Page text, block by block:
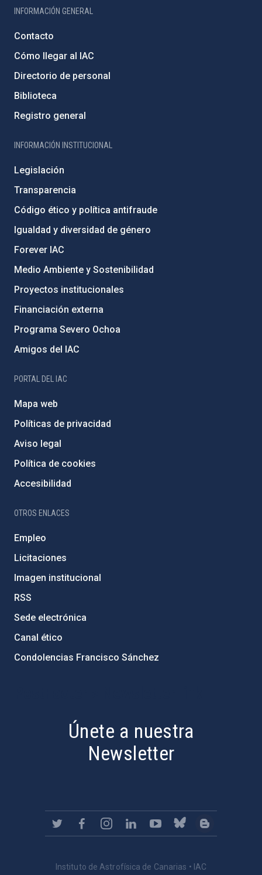
INFORMACIÓN GENERAL
Contacto
Cómo llegar al IAC
Directorio de personal
Biblioteca
Registro general
INFORMACIÓN INSTITUCIONAL
Legislación
Transparencia
Código ético y política antifraude
Igualdad y diversidad de género
Forever IAC
Medio Ambiente y Sostenibilidad
Proyectos institucionales
Financiación externa
Programa Severo Ochoa
Amigos del IAC
PORTAL DEL IAC
Mapa web
Políticas de privacidad
Aviso legal
Política de cookies
Accesibilidad
OTROS ENLACES
Empleo
Licitaciones
Imagen institucional
RSS
Sede electrónica
Canal ético
Condolencias Francisco Sánchez
Únete a nuestra
Newsletter
Instituto de Astrofísica de Canarias • IAC